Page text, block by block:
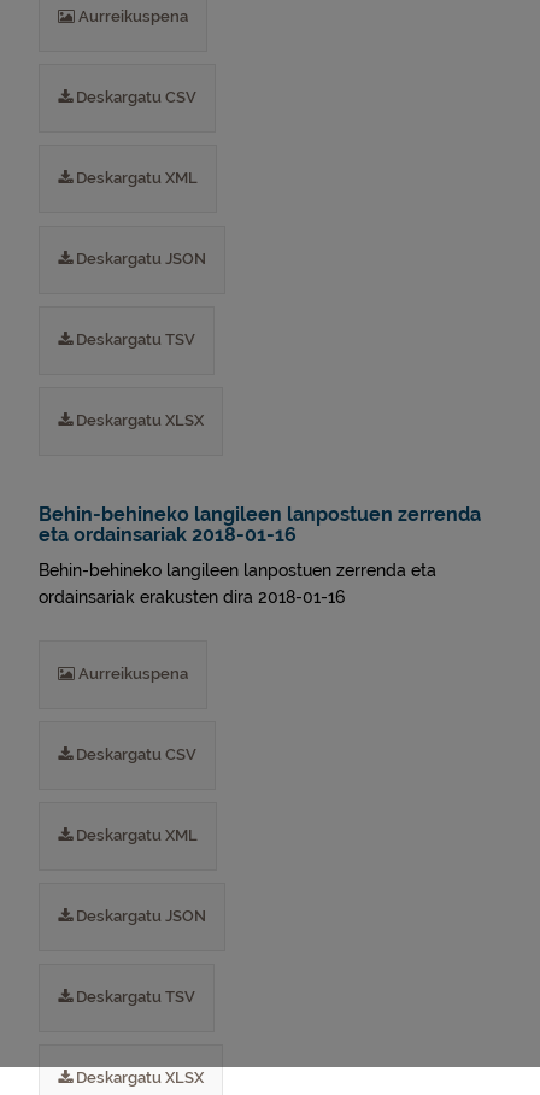
Aurreikuspena
Deskargatu CSV
Deskargatu XML
Deskargatu JSON
Deskargatu TSV
Deskargatu XLSX
Behin-behineko langileen lanpostuen zerrenda
eta ordainsariak 2018-01-16
Behin-behineko langileen lanpostuen zerrenda eta
ordainsariak erakusten dira 2018-01-16
Aurreikuspena
Deskargatu CSV
Deskargatu XML
Deskargatu JSON
Deskargatu TSV
Deskargatu XLSX